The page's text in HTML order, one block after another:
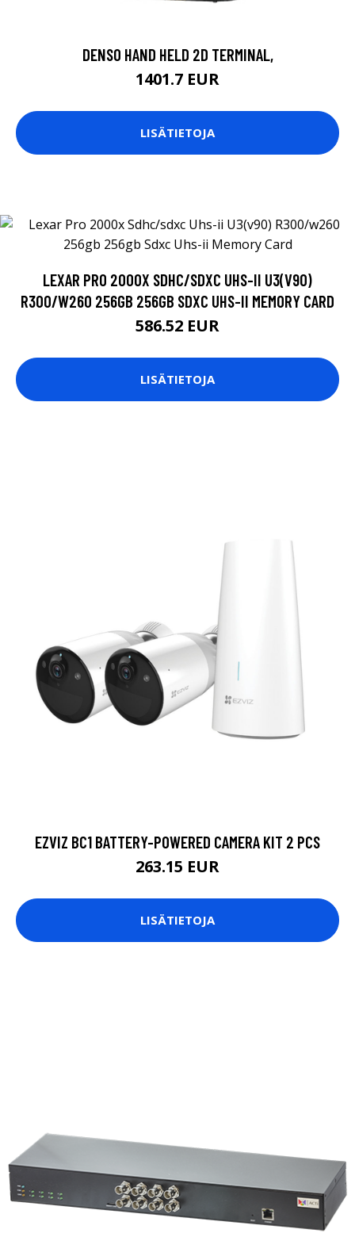
DENSO HAND HELD 2D TERMINAL,
1401.7 EUR
LISÄTIETOJA
LEXAR PRO 2000X SDHC/SDXC UHS-II U3(V90)
R300/W260 256GB 256GB SDXC UHS-II MEMORY CARD
586.52 EUR
LISÄTIETOJA
EZVIZ BC1 BATTERY-POWERED CAMERA KIT 2 PCS
263.15 EUR
LISÄTIETOJA